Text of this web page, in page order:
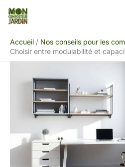
Aller
Accueil
Nos conseils pour les
Choisir entre modulabilité et
Rechercher